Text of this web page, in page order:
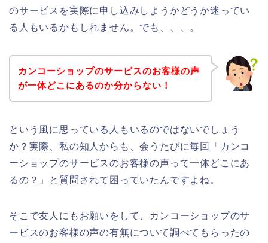
のサービスを実際に申し込みしようかどうか迷ってい
る人もいるかもしれません。でも、、、。
カンコーショップのサービスのお客様の声
が一体どこにあるのか分からない！
という風に思っている人もいるのではないでしょう
か？実際、私の知人からも、会うたびに毎回「カンコ
ーショップのサービスのお客様の声って一体どこにあ
るの？」と質問されて困っていたんですよね。
そこで友人にもお願いをして、カンコーショップのサ
ービスのお客様の声の有無について調べてもらったの